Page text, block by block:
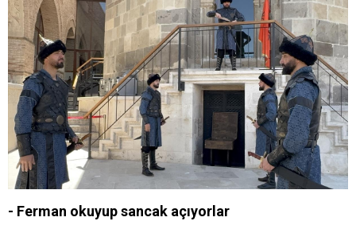
- Ferman okuyup sancak açıyorlar